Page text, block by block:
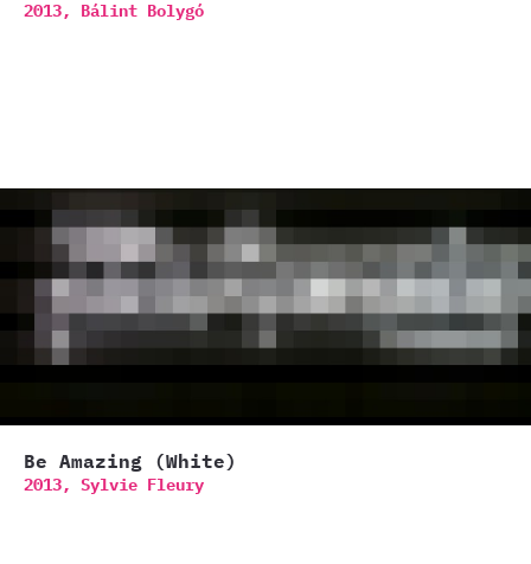
2013, Bálint Bolygó
Be Amazing (White)
2013, Sylvie Fleury